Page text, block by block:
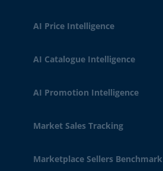
AI Price Intelligence
AI Catalogue Intelligence
AI Promotion Intelligence
Market Sales Tracking
Marketplace Sellers Benchmark